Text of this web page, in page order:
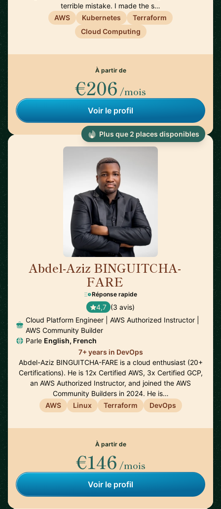
terrible mistake. I made the s…
AWS
Kubernetes
Terraform
Cloud Computing
À partir de
€206 /mois
Voir le profil
Abdel-Aziz BINGUITCHA-
FARE
Réponse rapide
4,7 (3 avis)
Cloud Platform Engineer | AWS Authorized Instructor |
AWS Community Builder
Parle English, French
7+ years in DevOps
Abdel-Aziz BINGUITCHA-FARE is a cloud enthusiast (20+
Certifications). He is 12x Certified AWS, 3x Certified GCP,
an AWS Authorized Instructor, and joined the AWS
Community Builders in 2024. He is…
AWS
Linux Terraform DevOps
À partir de
€146 /mois
Voir le profil
Plus que 2 places disponibles